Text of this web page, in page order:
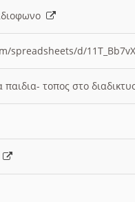
spreadsheets/d/
παιδια- τοπος στο